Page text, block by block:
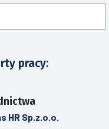
pracy:
HR Sp.z.o.o.